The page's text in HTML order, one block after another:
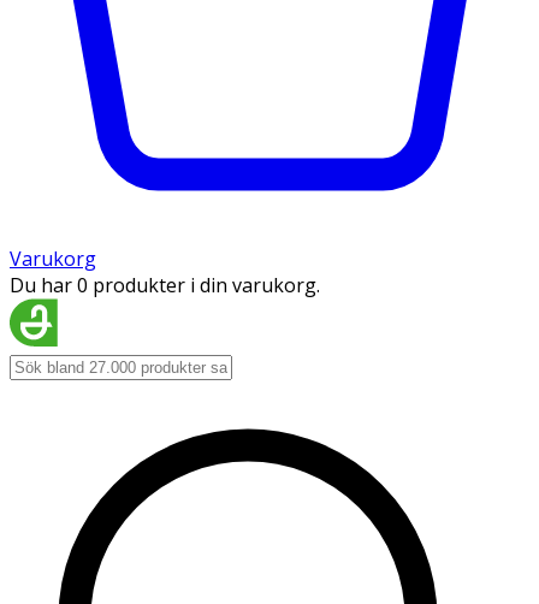
Varukorg
Du har 0 produkter i din varukorg.